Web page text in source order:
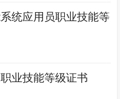
统应用员职业技能等
业技能等级证书